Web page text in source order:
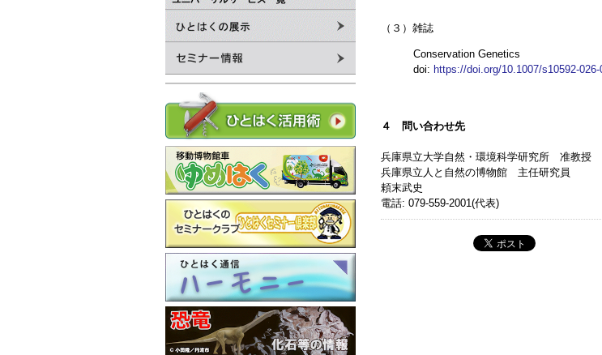
（３）雑誌
Conservation Genetics
doi: https://doi.org/10.1007/s10592-026-
４ 問い合わせ先
兵庫県立大学自然・環境科学研究所 准教授
兵庫県立人と自然の博物館 主任研究員
頼末武史
電話: 079-559-2001(代表)